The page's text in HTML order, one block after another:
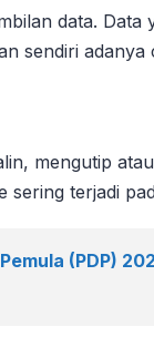
data.
sendiri
mengutip
sering terjadi
(PDP)